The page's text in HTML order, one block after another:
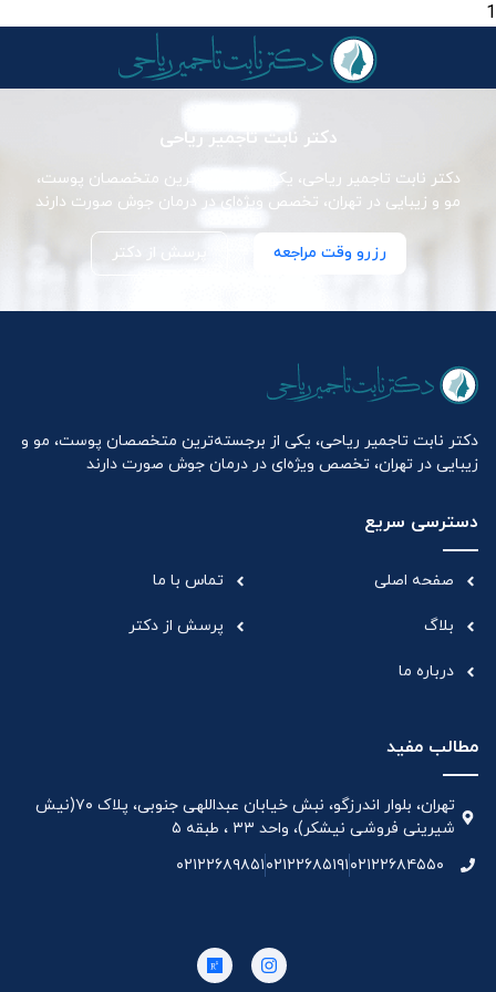
1
دکتر نابت تاجمیر ریاحی
دکتر نابت تاجمیر ریاحی، یکی از برجسته‌ترین متخصصان پوست،
مو و زیبایی در تهران، تخصص ویژه‌ای در درمان جوش صورت دارند
رزرو وقت مراجعه پرسش از دکتر
دکتر نابت تاجمیر ریاحی، یکی از برجسته‌ترین متخصصان پوست، مو و
زیبایی در تهران، تخصص ویژه‌ای در درمان جوش صورت دارند
دسترسی سریع
صفحه اصلی
بلاگ
درباره ما
تماس با ما
پرسش از دکتر
مطالب مفید
تهران، بلوار اندرزگو، نبش خیابان عبداللهی جنوبی، پلاک ۷۰(نیش
شیرینی فروشی نیشکر)، واحد ۳۳ ، طبقه ۵
۰۲۱۲۲۶۸۴۵۵۰۰۲۱۲۲۶۸۵۱۹۱۰۲۱۲۲۶۸۹۸۵۱